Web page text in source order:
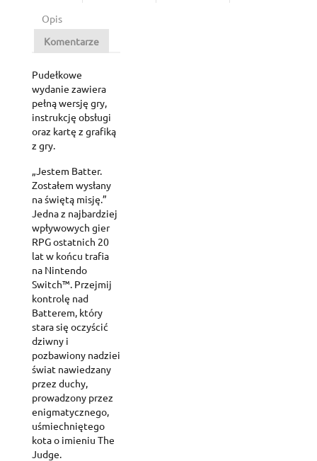
Opis
Komentarze
Pudełkowe
wydanie zawiera
pełną wersję gry,
instrukcję obsługi
oraz kartę z grafiką
z gry.
„Jestem Batter.
Zostałem wysłany
na świętą misję.”
Jedna z najbardziej
wpływowych gier
RPG ostatnich 20
lat w końcu trafia
na Nintendo
Switch™. Przejmij
kontrolę nad
Batterem, który
stara się oczyścić
dziwny i
pozbawiony nadziei
świat nawiedzany
przez duchy,
prowadzony przez
enigmatycznego,
uśmiechniętego
kota o imieniu The
Judge.